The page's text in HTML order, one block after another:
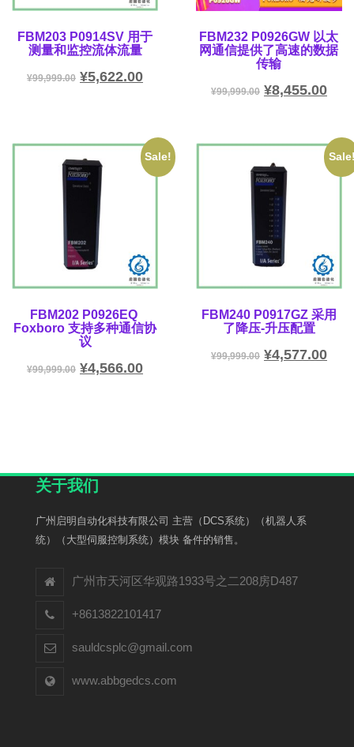
FBM203 P0914SV 用于
测量和监控流体流量
¥99,999.00 ¥5,622.00
FBM232 P0926GW 以太
网通信提供了高速的数据
传输
¥99,999.00 ¥8,455.00
Sale!
FBM202 P0926EQ
Foxboro 支持多种通信协
议
¥99,999.00 ¥4,566.00
FBM240 P0917GZ 采用
了降压-升压配置
¥99,999.00 ¥4,577.00
关于我们
广州启明自动化科技有限公司 主营（DCS系统）（机器人系
统）（大型伺服控制系统）模块 备件的销售。
广州市天河区华观路1933号之二208房D487
+8613822101417
sauldcsplc@gmail.com
www.abbgedcs.com